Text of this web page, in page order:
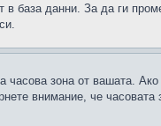
в база данни. За да ги
часова зона от вашата.
внимание, че часовата